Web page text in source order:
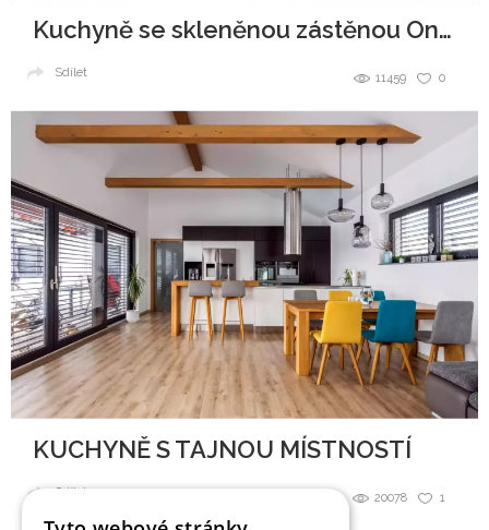
Kuchyně se skleněnou zástěnou Onyx
0
11459
Sdílet
KUCHYNĚ S TAJNOU MÍSTNOSTÍ
1
20078
Sdílet